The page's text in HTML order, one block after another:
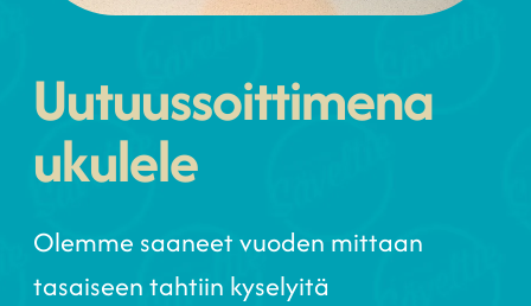
Uutuussoittimena
ukulele
Olemme saaneet vuoden mittaan
tasaiseen tahtiin kyselyitä